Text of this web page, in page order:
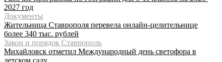
2027 год
Документы
Жительница Ставрополя перевела онлайн-целительнице
более 340 тыс. рублей
Закон и порядок Ставрополь
Михайловск отметил Международный день светофора в
детском саду